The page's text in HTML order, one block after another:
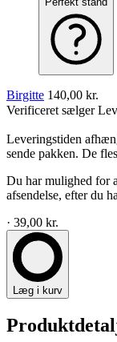
Birgitte 140,00 kr.
Verificeret sælger
Leveringstiden
sende pakken. De
Du har mulighed for
afsendelse, efter du
· 39,00 kr.
Læg i kurv